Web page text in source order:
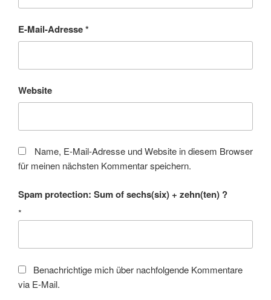
E-Mail-Adresse*
Website
Name, E-Mail-Adresse und Website in diesem Browser
für meinen nächsten Kommentar speichern.
Spam protection: Sum of sechs(six) + zehn(ten) ?
*
Benachrichtige mich über nachfolgende Kommentare
via E-Mail.